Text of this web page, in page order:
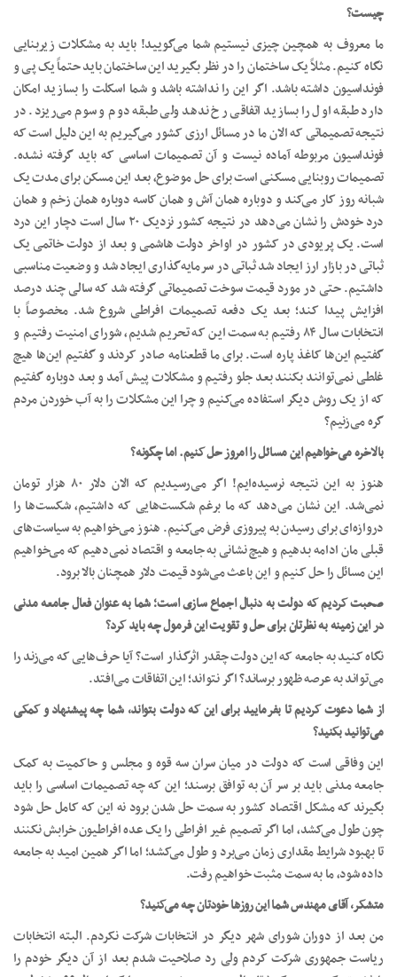
چیست؟
ما معروف به همچین چیزی نیستیم شما می‌گویید! باید به مشکلات زیربنایی
نگاه ‌کنیم. مثلاً یک ساختمان را در نظر بگیرید این ساختمان باید حتماً یک پی و
فونداسیون داشته باشد. اگر این را نداشته باشد و شما اسکلت را بسازید امکان
دارد طبقه اول را بسازید اتفاقی رخ ندهد ولی طبقه دوم و سوم می‌ریزد. در
نتیجه تصمیماتی که الان ما در مسائل ارزی کشور می‌گیریم به این دلیل است که
فونداسیون مربوطه آماده نیست و آن تصمیمات اساسی که باید گرفته نشده.
تصمیمات روبنایی مسکنی است برای حل موضوع، بعد این مسکن برای مدت یک
شبانه روز کار می‌کند و دوباره همان آش و همان کاسه دوباره همان زخم و همان
درد خودش را نشان می‌دهد در نتیجه کشور نزدیک ۲۰ سال است دچار این درد
است. یک پریودی در کشور در اواخر دولت هاشمی و بعد از دولت خاتمی یک
ثباتی در بازار ارز ایجاد شد ثباتی در سرمایه‌گذاری ایجاد شد و وضعیت مناسبی
داشتیم. حتی در مورد قیمت سوخت تصمیماتی گرفته شد که سالی چند درصد
افزایش پیدا کند؛ بعد یک دفعه تصمیمات افراطی شروع شد. مخصوصاً با
انتخابات سال ۸۴ رفتیم به سمت این که تحریم شدیم، شورای امنیت رفتیم و
گفتیم این‌ها کاغذ پاره است. برای ما قطعنامه صادر کردند و گفتیم این‌ها هیچ
غلطی نمی‌توانند بکنند بعد جلو رفتیم و مشکلات پیش آمد و بعد دوباره گفتیم
که از یک روش دیگر استفاده می‌کنیم و چرا این مشکلات را به آب خوردن مردم
گره می‌زنیم؟
بالاخره می‌خواهیم این مسائل را امروز حل کنیم. اما چگونه؟
هنوز به این نتیجه نرسیده‌ایم! اگر می‌رسیدیم که الان دلار ۸۰ هزار تومان
نمی‌شد. این نشان می‌دهد که ما برغم شکست‌هایی که داشتیم، شکست‌ها را
دروازه‌ای برای رسیدن به پیروزی فرض می‌کنیم. هنوز می‌خواهیم به سیاست‌های
قبلی مان ادامه بدهیم و هیچ نشانی به جامعه و اقتصاد نمی‌دهیم که می‌خواهیم
این مسائل را حل کنیم و این باعث می‌شود قیمت دلار همچنان بالا برود.
صحبت کردیم که دولت به دنبال اجماع سازی است؛ شما به عنوان فعال جامعه مدنی
در این زمینه به نظرتان برای حل و تقویت این فرمول چه باید کرد؟
نگاه کنید به جامعه که این دولت چقدر اثرگذار است؟ آیا حرف‌هایی که می‌زند را
می‌تواند به عرصه ظهور برساند؟ اگر نتواند؛ این اتفاقات می‌افتد.
از شما دعوت کردیم تا بفرمایید برای این که دولت بتواند، شما چه پیشنهاد و کمکی
می‌توانید بکنید؟
این وفاقی است که دولت در میان سران سه قوه و مجلس و حاکمیت به کمک
جامعه مدنی باید بر سر آن به توافق برسند؛ این که چه تصمیمات اساسی را باید
بگیرند که مشکل اقتصاد کشور به سمت حل شدن برود نه این که کامل حل شود
چون طول می‌کشد، اما اگر تصمیم غیر افراطی را یک عده افراطیون خرابش نکنند
تا بهبود شرایط مقداری زمان می‌برد و طول می‌کشد؛ اما اگر همین امید به جامعه
داده شود، ما به سمت مثبت خواهیم رفت.
متشکر، آقای مهندس شما این روزها خودتان چه می‌کنید؟
من بعد از دوران شورای شهر دیگر در انتخابات شرکت نکردم. البته انتخابات
ریاست جمهوری شرکت کردم ولی رد صلاحیت شدم بعد از آن دیگر خودم را